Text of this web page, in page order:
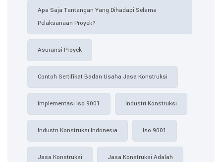
Apa Saja Tantangan Yang Dihadapi Selama
Pelaksanaan Proyek?
Asuransi Proyek
Contoh Sertifikat Badan Usaha Jasa Konstruksi​
Implementasi Iso 9001 Industri Konstruksi
Industri Konstruksi Indonesia Iso 9001
Jasa Konstruksi Jasa Konstruksi Adalah